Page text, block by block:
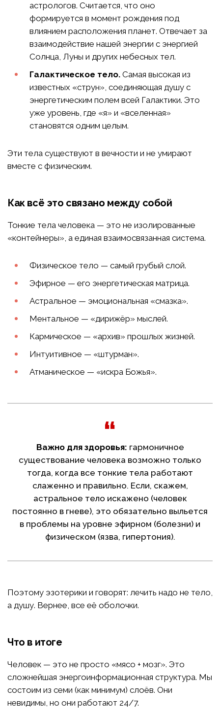
астрологов. Считается, что оно
формируется в момент рождения под
влиянием расположения планет. Отвечает за
взаимодействие нашей энергии с энергией
Солнца, Луны и других небесных тел.
Галактическое тело. Самая высокая из
известных «струн», соединяющая душу с
энергетическим полем всей Галактики. Это
уже уровень, где «я» и «вселенная»
становятся одним целым.
Эти тела существуют в вечности и не умирают
вместе с физическим.
Как всё это связано между собой
Тонкие тела человека — это не изолированные
«контейнеры», а единая взаимосвязанная система.
Физическое тело — самый грубый слой.
Эфирное — его энергетическая матрица.
Астральное — эмоциональная «смазка».
Ментальное — «дирижёр» мыслей.
Кармическое — «архив» прошлых жизней.
Интуитивное — «штурман».
Атманическое — «искра Божья».
Важно для здоровья: гармоничное
существование человека возможно только
тогда, когда все тонкие тела работают
слаженно и правильно. Если, скажем,
астральное тело искажено (человек
постоянно в гневе), это обязательно выльется
в проблемы на уровне эфирном (болезни) и
физическом (язва, гипертония).
Поэтому эзотерики и говорят: лечить надо не тело,
а душу. Вернее, все её оболочки.
Что в итоге
Человек — это не просто «мясо + мозг». Это
сложнейшая энергоинформационная структура. Мы
состоим из семи (как минимум) слоёв. Они
невидимы, но они работают 24/7.